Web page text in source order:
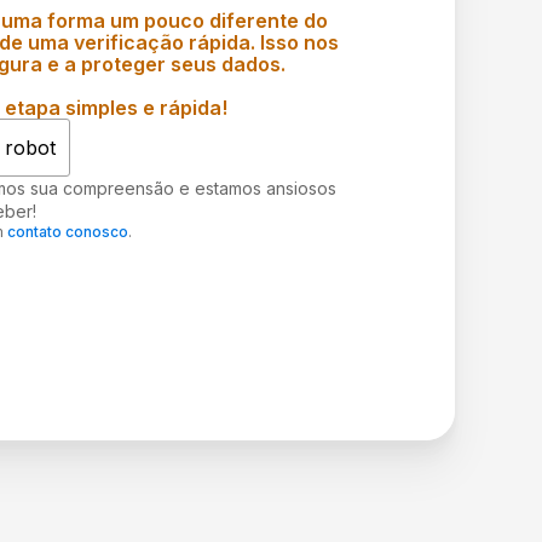
forma um pouco diferente do
uma verificação rápida. Isso nos
e a proteger seus dados.
simples e rápida!
robot
sua compreensão e estamos ansiosos
contato conosco.